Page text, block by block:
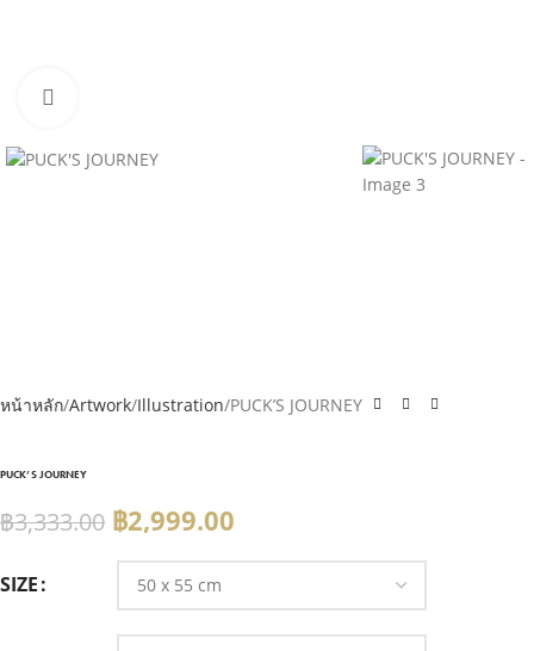
หน้าหลัก Artwork Illustration PUCK’S JOURNEY
PUCK’S JOURNEY
฿3,333.00 ฿2,999.00
SIZE